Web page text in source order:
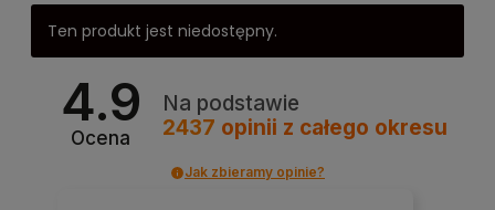
Ten produkt jest niedostępny.
4.9
Ocena
Na podstawie
2437 opinii z całego okresu
Jak zbieramy opinie?